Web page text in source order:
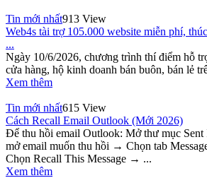
Tin mới nhất913 View
Web4s tài trợ 105.000 website miễn phí,
...
Ngày 10/6/2026, chương trình thí điểm hỗ
cửa hàng, hộ kinh doanh bán buôn, bán lẻ
Xem thêm
Tin mới nhất615 View
Cách Recall Email Outlook (Mới 2026)
Để thu hồi email Outlook: Mở thư mục
mở email muốn thu hồi → Chọn tab
Chọn Recall This Message → ...
Xem thêm